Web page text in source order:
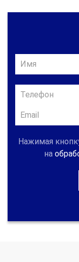
Нажимая
на